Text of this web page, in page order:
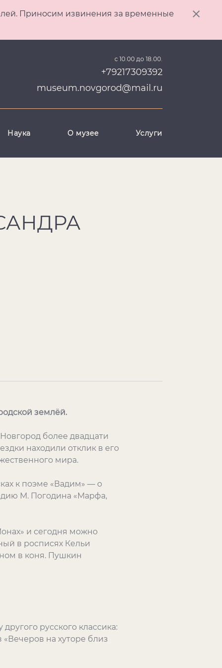
Приносим извинения за временные
с 10.00 до 18.00.
+79217309392
museum.novgorod@mail.ru
Наука О музее Услуги
землёй.
более двадцати
находили отклик в его
мира.
к поэме «Вадим» — о
М. Погодина «Марфа,
и сегодня можно
в росписях Кельи
в коня. Пушкин
русского классика:
«Вечеров на хуторе близ